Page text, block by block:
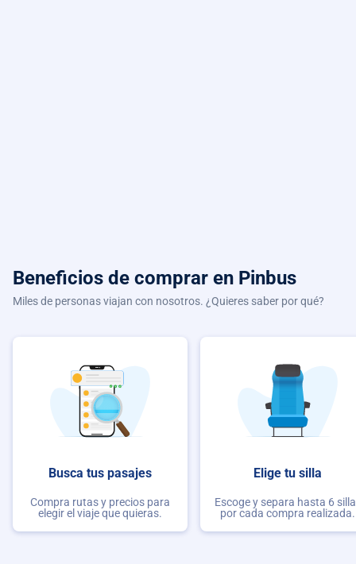
Beneficios de comprar en Pinbus
Miles de personas viajan con nosotros. ¿Quieres saber por qué?
Busca tus pasajes
Compra rutas y precios para
elegir el viaje que quieras.
Elige tu silla
Escoge y separa hasta 6
por cada compra realizada.